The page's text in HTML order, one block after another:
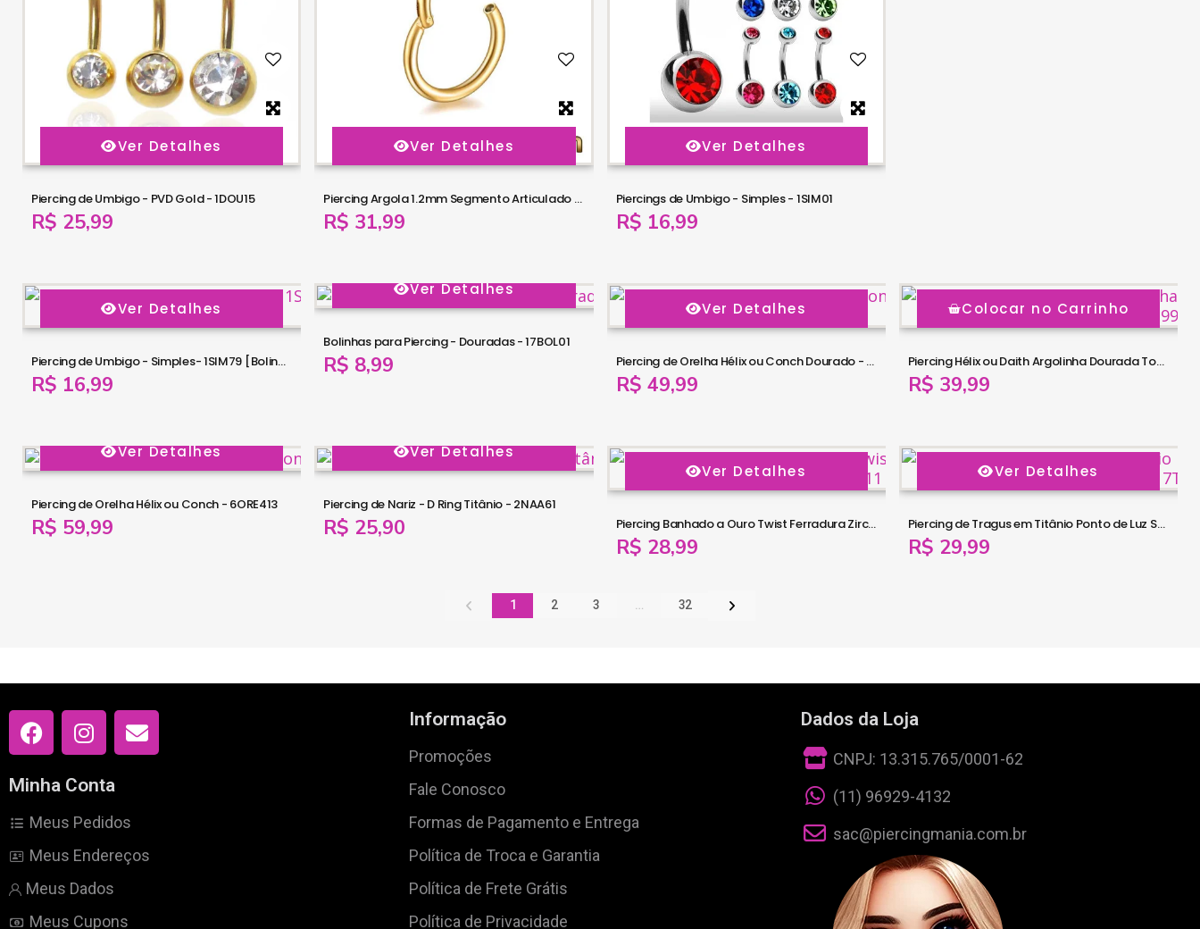
Ver Detalhes
Piercing de Umbigo - PVD Gold - 1DOU15
R$ 25,99
Ver Detalhes
Piercing Argola 1.2mm Segmento Articulado em Titânio PVD GOLD - 6ORE578
R$ 31,99
Ver Detalhes
Piercings de Umbigo - Simples - 1SIM01
R$ 16,99
Ver Detalhes
Piercing de Umbigo - Simples- 1SIM79 [Bolinhas Menores]
R$ 16,99
Ver Detalhes
Bolinhas para Piercing - Douradas - 17BOL01
R$ 8,99
Ver Detalhes
Piercing de Orelha Hélix ou Conch Dourado - 6ORE414
R$ 49,99
Colocar no Carrinho
Piercing Hélix ou Daith Argolinha Dourada Toda Cravejada - 6ORE399
R$ 39,99
Ver Detalhes
Piercing de Orelha Hélix ou Conch - 6ORE413
R$ 59,99
Ver Detalhes
Piercing de Nariz - D Ring Titânio - 2NAA61
R$ 25,90
Ver Detalhes
Piercing Banhado a Ouro Twist Ferradura Zircônia - 12TWS11
R$ 28,99
Ver Detalhes
Piercing de Tragus em Titânio Ponto de Luz SWAROVSKI Via Láctea- 7TRG52
R$ 29,99
1 2 3 … 32
Minha Conta
Meus Pedidos
Meus Endereços
Meus Dados
Meus Cupons
Informação
Promoções
Fale Conosco
Formas de Pagamento e Entrega
Política de Troca e Garantia
Política de Frete Grátis
Política de Privacidade
Dados da Loja
CNPJ: 13.315.765/0001-62
(11) 96929-4132
sac@piercingmania.com.br